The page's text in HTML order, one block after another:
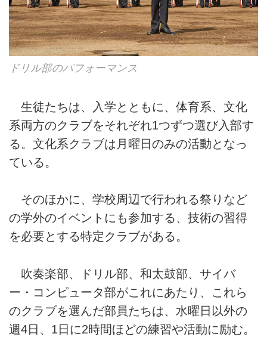
ドリル部のパフォーマンス
生徒たちは、入学とともに、体育系、文化
系両方のクラブをそれぞれ1つずつ選び入部す
る。文化系クラブは月曜日のみの活動となっ
ている。
そのほかに、学校周辺で行われる祭りなど
の学外のイベントにも参加する、技術の習得
を必要とする特定クラブがある。
吹奏楽部、ドリル部、和太鼓部、サイバ
ー・コンピュータ部がこれにあたり、これら
のクラブを選んだ部員たちは、水曜日以外の
週4日、1日に2時間ほどの練習や活動に励む。